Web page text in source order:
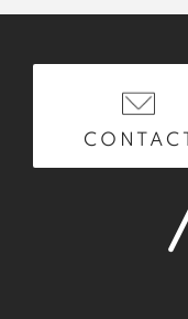
CONTACT